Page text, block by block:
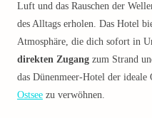
Luft und das Rauschen der
des Alltags erholen. Das Hotel
Atmosphäre, die dich sofort in
direkten Zugang zum Strand
das Dünenmeer-Hotel der
Ostsee zu verwöhnen.